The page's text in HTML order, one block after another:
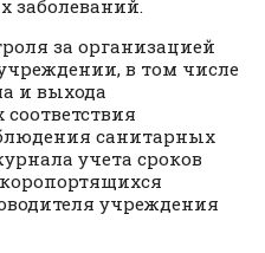
заболеваний.
за организацией
в том числе
и выхода
санитарных
учета сроков
учреждения